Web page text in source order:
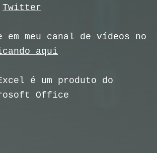
Twitter
em meu canal de vídeos no
aqui
é um produto do
Office